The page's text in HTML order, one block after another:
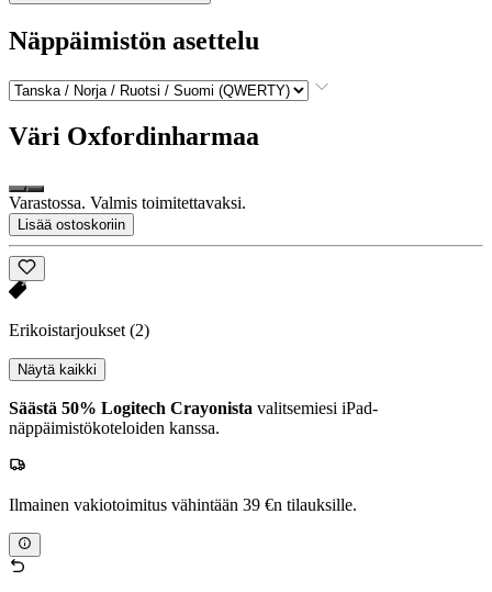
Näppäimistön asettelu
Väri Oxfordinharmaa
Varastossa. Valmis toimitettavaksi.
Lisää ostoskoriin
Erikoistarjoukset (2)
Näytä kaikki
Säästä 50% Logitech Crayonista valitsemiesi iPad-
näppäimistökoteloiden kanssa.
Ilmainen vakiotoimitus vähintään 39 €n tilauksille.